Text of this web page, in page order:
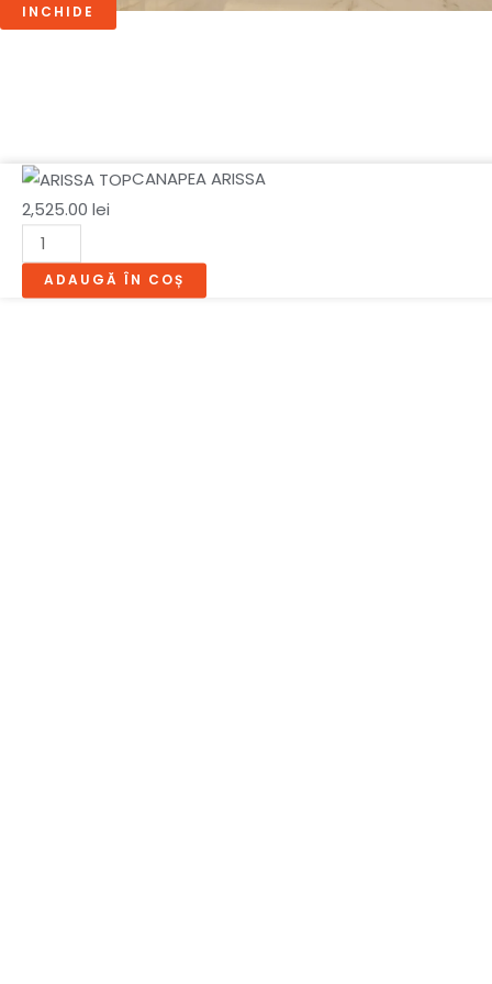
INCHIDE
CANAPEA ARISSA
2,525.00 lei
Cantitate
CANAPEA
ARISSA
ADAUGĂ ÎN COȘ